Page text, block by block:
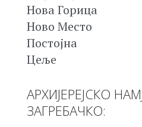
Нова Горица
Ново Место
Постојна
Цеље
АРХИЈЕРЕЈСКО
ЗАГРЕБАЧКО: